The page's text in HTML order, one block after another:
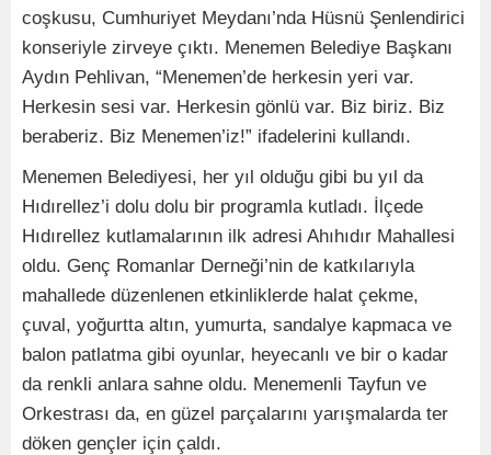
coşkusu, Cumhuriyet Meydanı’nda Hüsnü Şenlendirici
konseriyle zirveye çıktı. Menemen Belediye Başkanı
Aydın Pehlivan, “Menemen’de herkesin yeri var.
Herkesin sesi var. Herkesin gönlü var. Biz biriz. Biz
beraberiz. Biz Menemen’iz!” ifadelerini kullandı.
Menemen Belediyesi, her yıl olduğu gibi bu yıl da
Hıdırellez’i dolu dolu bir programla kutladı. İlçede
Hıdırellez kutlamalarının ilk adresi Ahıhıdır Mahallesi
oldu. Genç Romanlar Derneği’nin de katkılarıyla
mahallede düzenlenen etkinliklerde halat çekme,
çuval, yoğurtta altın, yumurta, sandalye kapmaca ve
balon patlatma gibi oyunlar, heyecanlı ve bir o kadar
da renkli anlara sahne oldu. Menemenli Tayfun ve
Orkestrası da, en güzel parçalarını yarışmalarda ter
döken gençler için çaldı.